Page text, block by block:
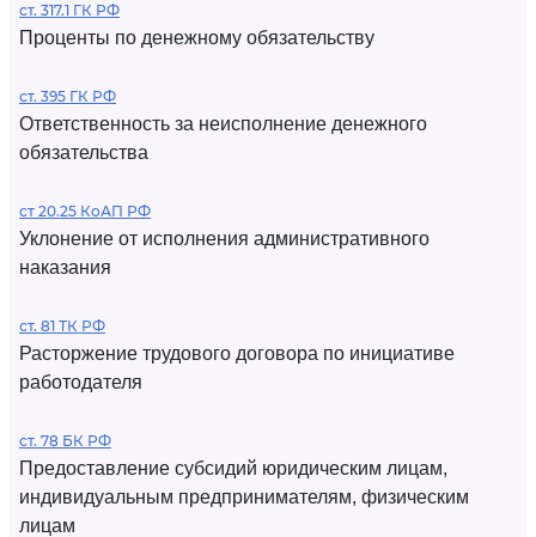
ст. 317.1 ГК РФ
Проценты по денежному обязательству
ст. 395 ГК РФ
Ответственность за неисполнение денежного
обязательства
ст 20.25 КоАП РФ
Уклонение от исполнения административного
наказания
ст. 81 ТК РФ
Расторжение трудового договора по инициативе
работодателя
ст. 78 БК РФ
Предоставление субсидий юридическим лицам,
индивидуальным предпринимателям, физическим
лицам